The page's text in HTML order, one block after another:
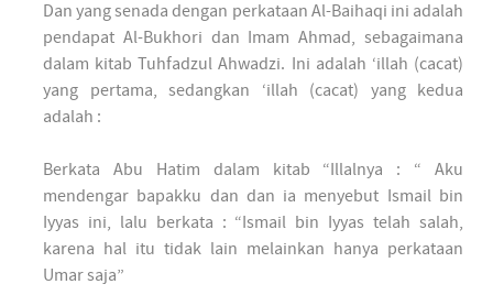
Dan yang senada dengan perkataan Al-Baihaqi ini adalah
pendapat Al-Bukhori dan Imam Ahmad, sebagaimana
dalam kitab Tuhfadzul Ahwadzi. Ini adalah ‘illah (cacat)
yang pertama, sedangkan ‘illah (cacat) yang kedua
adalah :
Berkata Abu Hatim dalam kitab “Illalnya : “ Aku
mendengar bapakku dan dan ia menyebut Ismail bin
Iyyas ini, lalu berkata : “Ismail bin Iyyas telah salah,
karena hal itu tidak lain melainkan hanya perkataan
Umar saja”